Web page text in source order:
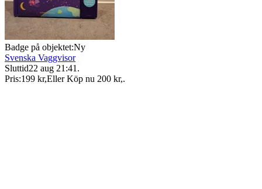
Badge på objektet:Ny
Svenska Vaggvisor
Sluttid22 aug 21:41 .
Pris:199 kr,Eller Köp nu 200 kr,.